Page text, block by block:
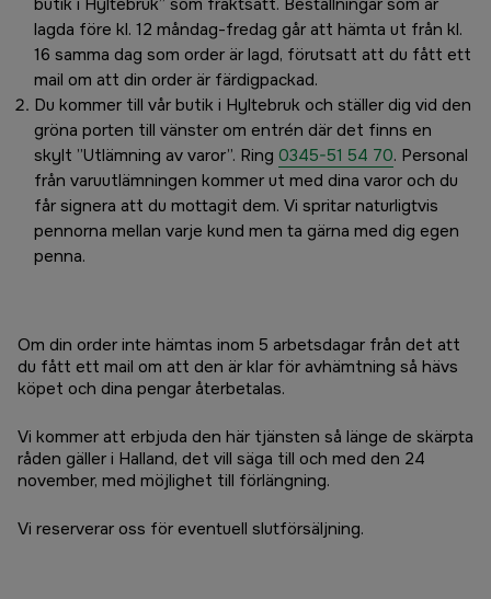
butik i Hyltebruk” som fraktsätt. Beställningar som är
lagda före kl. 12 måndag-fredag går att hämta ut från kl.
16 samma dag som order är lagd, förutsatt att du fått ett
mail om att din order är färdigpackad.
Du kommer till vår butik i Hyltebruk och ställer dig vid den
gröna porten till vänster om entrén där det finns en
skylt ”Utlämning av varor”. Ring 0345-51 54 70. Personal
från varuutlämningen kommer ut med dina varor och du
får signera att du mottagit dem. Vi spritar naturligtvis
pennorna mellan varje kund men ta gärna med dig egen
penna.
Om din order inte hämtas inom 5 arbetsdagar från det att
du fått ett mail om att den är klar för avhämtning så hävs
köpet och dina pengar återbetalas.
Vi kommer att erbjuda den här tjänsten så länge de skärpta
råden gäller i Halland, det vill säga till och med den 24
november, med möjlighet till förlängning.
Vi reserverar oss för eventuell slutförsäljning.